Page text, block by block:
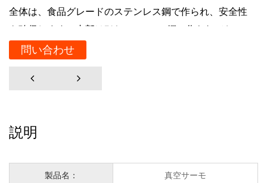
全体は、食品グレードのステンレス鋼で作られ、安全性
を確保します。内部は316ステンレス鋼で作られてお
り、外装は腐食耐性で耐久性のある304ステンレス鋼を
使用します。このサーマルカップは素晴らしい断熱材を
提供し、温かい飲み物を数時間涼しく涼しく保ち、さま
蓋のハンドループは毎日の使用に最適であり、特に外出
く簡単に移植可能になります。蓋は取り外し可能で、掃
問い合わせ
説明
製品名： 真空サーモ